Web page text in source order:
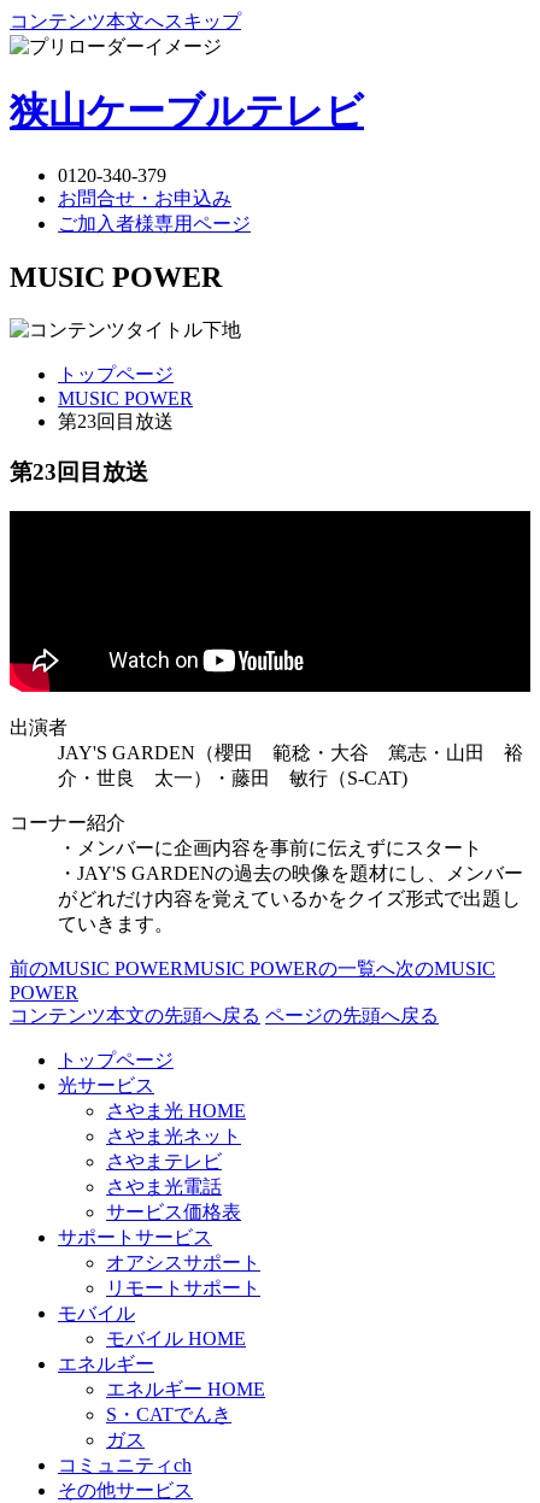
コンテンツ本文へスキップ
狭山ケーブルテレビ
0120-340-379
お問合せ・お申込み
ご加入者様専用ページ
MUSIC POWER
トップページ
MUSIC POWER
第23回目放送
第23回目放送
出演者
JAY'S GARDEN（櫻田 範稔・大谷 篤志・山田 裕
介・世良 太一）・藤田 敏行（S-CAT)
コーナー紹介
・メンバーに企画内容を事前に伝えずにスタート
・JAY'S GARDENの過去の映像を題材にし、メンバー
がどれだけ内容を覚えているかをクイズ形式で出題し
ていきます。
前のMUSIC POWERMUSIC POWERの一覧へ次のMUSIC
POWER
コンテンツ本文の先頭へ戻る ページの先頭へ戻る
トップページ
光サービス
さやま光 HOME
さやま光ネット
さやまテレビ
さやま光電話
サービス価格表
サポートサービス
オアシスサポート
リモートサポート
モバイル
モバイル HOME
エネルギー
エネルギー HOME
S・CATでんき
ガス
コミュニティch
その他サービス